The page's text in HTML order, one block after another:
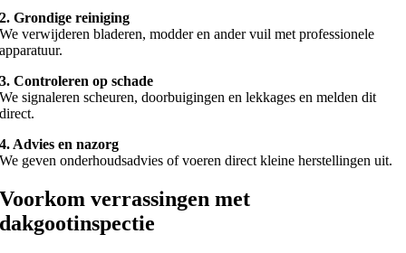
2. Grondige reiniging
We verwijderen bladeren, modder en ander vuil met professionele
apparatuur.
3. Controleren op schade
We signaleren scheuren, doorbuigingen en lekkages en melden dit
direct.
4. Advies en nazorg
We geven onderhoudsadvies of voeren direct kleine herstellingen uit.
Voorkom verrassingen met
dakgootinspectie